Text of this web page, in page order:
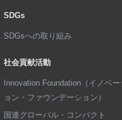
SDGs
SDGsへの取り組み
社会貢献活動
Innovation Foundation（イノベー
ョン・ファウンデーション）
国連グローバル・コンパクト